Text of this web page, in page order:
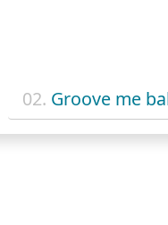
02. Groove me